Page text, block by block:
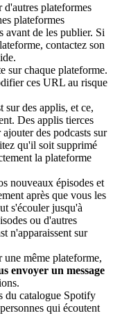
d'autres plateformes
plateformes
avant de les publier. Si
contactez son
sur chaque plateforme.
ces URL au risque
sur des applis, et ce,
Des applis tierces
des podcasts sur
qu'il soit supprimé
la plateforme
nouveaux épisodes et
après que vous les
s'écouler jusqu'à
ou d'autres
n'apparaissent sur
une même plateforme,
envoyer un message
du catalogue Spotify
qui écoutent